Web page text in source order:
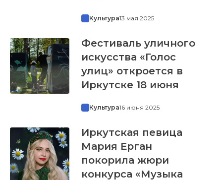
Культура13 мая 2025
Фестиваль уличного
искусства «Голос
улиц» откроется в
Иркутске 18 июня
Культура16 июня 2025
Иркутская певица
Мария Ерган
покорила жюри
конкурса «Музыка